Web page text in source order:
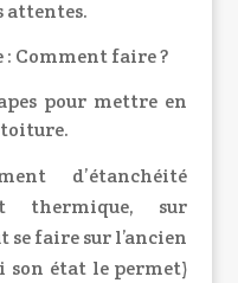
attentes.
Comment faire ?
pour mettre en
toiture.
d’étanchéité
thermique, sur
se faire sur l’ancien
son état le permet)